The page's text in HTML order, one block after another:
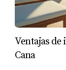
vio cómo el
desarrollo
testimonio del
vivir cerca del
Ventajas de
Cana